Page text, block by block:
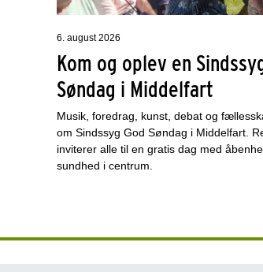
6. august 2026
Kom og oplev en
Søndag i Middelfart
Musik, foredrag, kunst, debat og
om Sindssyg God Søndag i Middelfart.
inviterer alle til en gratis dag med
sundhed i centrum.